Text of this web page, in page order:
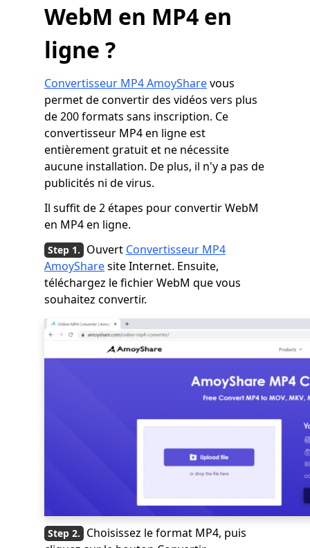
WebM en MP4 en
ligne ?
Convertisseur MP4 AmoySharevous
permet de convertir des vidéos vers plus
de 200 formats sans inscription. Ce
convertisseur MP4 en ligne est
entièrement gratuit et ne nécessite
aucune installation. De plus, il n'y a pas de
publicités ni de virus.
Il suffit de 2 étapes pour convertir WebM
en MP4 en ligne.
Ouvert Convertisseur MP4
AmoySharesite Internet. Ensuite,
téléchargez le fichier WebM que vous
souhaitez convertir.
Choisissez le format MP4, puis